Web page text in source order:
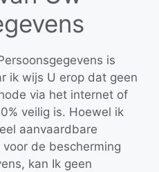
is
ik wijs U erop dat geen
via het internet of
veilig is. Hoewel ik
aanvaardbare
de bescherming
kan Ik geen